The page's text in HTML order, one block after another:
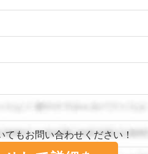
もお問い合わせください！